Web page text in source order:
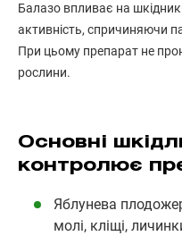
Балазо впливає на
активність, спричиняючи
При цьому препарат не
рослини.
Основні
контролює
Яблунева
молі, кліщі,